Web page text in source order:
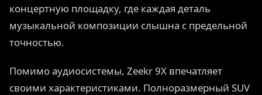
концертную площадку, где каждая деталь
музыкальной композиции слышна с предельной
точностью.
Помимо аудиосистемы, Zeekr 9X впечатляет
своими характеристиками. Полноразмерный SUV